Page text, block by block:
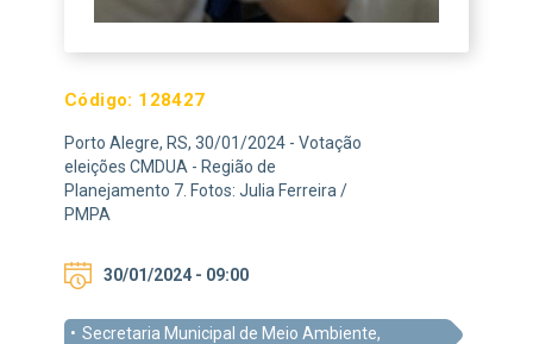
Código: 128427
Porto Alegre, RS, 30/01/2024 - Votação
eleições CMDUA - Região de
Planejamento 7. Fotos: Julia Ferreira /
PMPA
30/01/2024 - 09:00
Secretaria Municipal de Meio Ambiente,